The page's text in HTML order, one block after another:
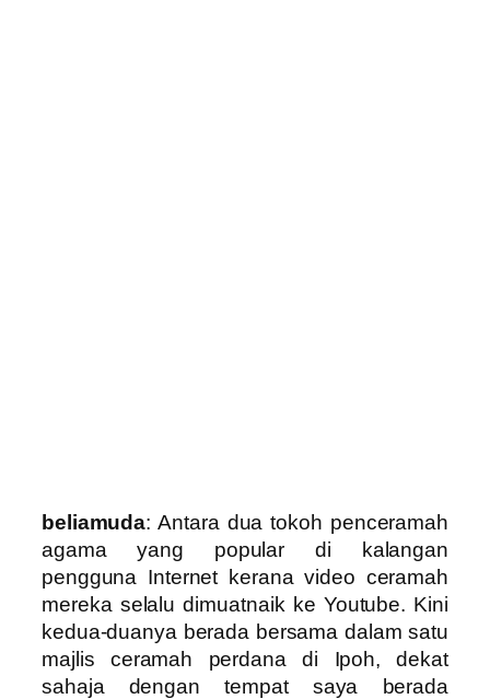
beliamuda: Antara dua tokoh penceramah
agama yang popular di kalangan
pengguna Internet kerana video ceramah
mereka selalu dimuatnaik ke Youtube. Kini
kedua-duanya berada bersama dalam satu
majlis ceramah perdana di Ipoh, dekat
sahaja dengan tempat saya berada